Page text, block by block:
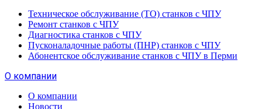
Техническое обслуживание (ТО) станков с ЧПУ
Ремонт станков с ЧПУ
Диагностика станков с ЧПУ
Пусконаладочные работы (ПНР) станков с ЧПУ
Абонентское обслуживание станков с ЧПУ в Перми
О компании
О компании
Новости